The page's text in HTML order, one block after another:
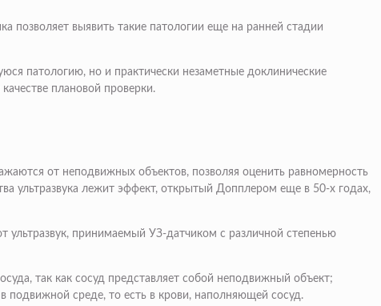
позволяет выявить такие патологии еще на ранней стадии
патологию, но и практически незаметные доклинические
плановой проверки.
от неподвижных объектов, позволяя оценить равномерность
ультразвука лежит эффект, открытый Допплером еще в 50-х годах,
ультразвук, принимаемый УЗ-датчиком с различной степенью
так как сосуд представляет собой неподвижный объект;
подвижной среде, то есть в крови, наполняющей сосуд.